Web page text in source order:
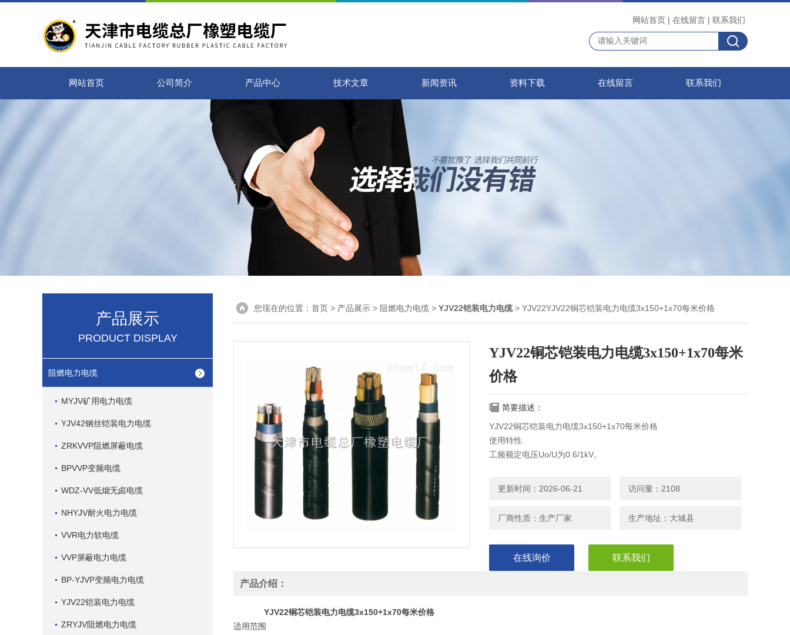
网站首页 | 在线留言 | 联系我们
网站首页 公司简介 产品中心 技术文章 新闻资讯 资料下载 在线留言 联系我们
产品展示
PRODUCT DISPLAY
阻燃电力电缆
MYJV矿用电力电缆
YJV42钢丝铠装电力电缆
ZRKVVP阻燃屏蔽电缆
BPVVP变频电缆
WDZ-VV低烟无卤电缆
NHYJV耐火电力电缆
VVR电力软电缆
VVP屏蔽电力电缆
BP-YJVP变频电力电缆
YJV22铠装电力电缆
ZRYJV阻燃电力电缆
您现在的位置： 首页 > 产品展示 > 阻燃电力电缆 > YJV22铠装电力电缆> YJV22YJV22铜芯铠装电力电缆3x150+1x70每米价格
YJV22铜芯铠装电力电缆3x150+1x70每米
价格
简要描述：
YJV22铜芯铠装电力电缆3x150+1x70每米价格
使用特性
工频额定电压Uo/U为0.6/1kV。
短路时（Z长持续时间不超过5s）电缆导体的允许Z高温度：250℃
缆外径的20倍。
更新时间：2026-06-21 访问量：2108
厂商性质：生产厂家 生产地址：大城县
在线询价 联系我们
产品介绍：
YJV22铜芯铠装电力电缆3x150+1x70每米价格
适用范围